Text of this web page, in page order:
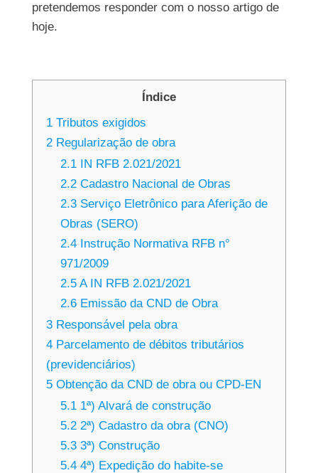
pretendemos responder com o nosso artigo de
hoje.
Índice
1 Tributos exigidos
2 Regularização de obra
2.1 IN RFB 2.021/2021
2.2 Cadastro Nacional de Obras
2.3 Serviço Eletrônico para Aferição de
Obras (SERO)
2.4 Instrução Normativa RFB n°
971/2009
2.5 A IN RFB 2.021/2021
2.6 Emissão da CND de Obra
3 Responsável pela obra
4 Parcelamento de débitos tributários
(previdenciários)
5 Obtenção da CND de obra ou CPD-EN
5.1 1ª) Alvará de construção
5.2 2ª) Cadastro da obra (CNO)
5.3 3ª) Construção
5.4 4ª) Expedição do habite-se